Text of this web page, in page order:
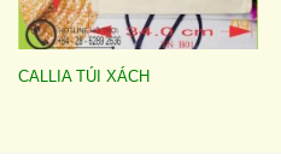
CALLIA TÚI XÁCH